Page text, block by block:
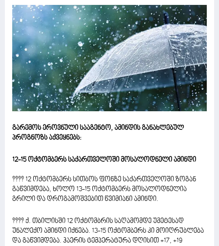
გარემოს ეროვნული სააგენტო, ამინდის განახლებულ
პროგნოზს აქვეყნებს:
12-15 ოქტომბერს საქართველოში მოსალოდნელი ამინდი
???? 12 ოქტომბერს სითბოს ფონზე საქართველოში ზოგან
გაწვიმდება, ხოლო 13-15 ოქტომბერს მოსალოდნელია
გრილი და დროგამოშვებით წვიმიანი ამინდი.
???? ქ. თბილისში 12 ოქტომბრის საღამომდე უმეტესად
უნალექო ამინდი იქნება. 13-15 ოქტომბერს კი მოიღრუბლება
და გაწვიმდება. ჰაერის ტემპერატურა დღისით +17, +19